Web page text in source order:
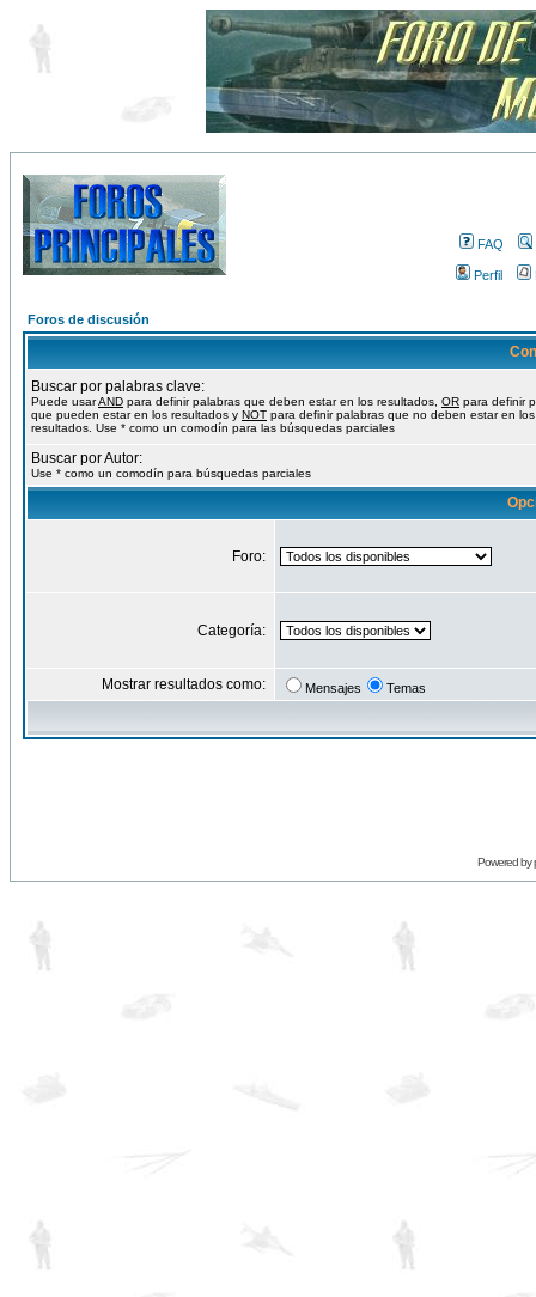
FAQ
Perfil
Foros de discusión
Buscar por palabras clave:
Puede usarAND para definir palabras que deben estar en los resultados, OR para definir
que pueden estar en los resultados y NOT para definir palabras que no deben estar en los
resultados. Use * como un comodín para las búsquedas parciales
Buscar por Autor:
Use * como un comodín para búsquedas parciales
Foro:
Categoría:
Mostrar resultados como: Mensajes Temas
Powered by